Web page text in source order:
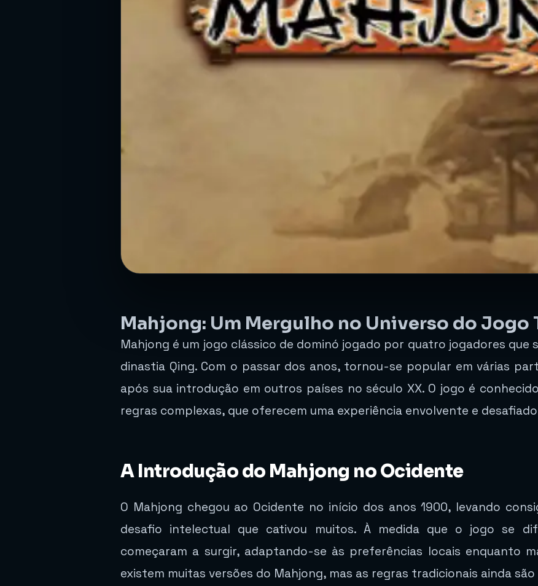
Mahjong: Um Mergulho no Universo do Jogo
Mahjong é um jogo clássico de dominó jogado por quatro jogadores que
dinastia Qing. Com o passar dos anos, tornou-se popular em várias
após sua introdução em outros países no século XX. O jogo é
regras complexas, que oferecem uma experiência envolvente e
A Introdução do Mahjong no Ocidente
O Mahjong chegou ao Ocidente no início dos anos 1900, levando
desafio intelectual que cativou muitos. À medida que o jogo se
começaram a surgir, adaptando-se às preferências locais enquanto
existem muitas versões do Mahjong, mas as regras tradicionais ainda